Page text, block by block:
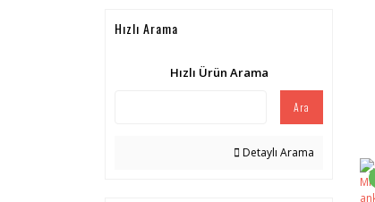
Hızlı Arama
Hızlı Ürün Arama
Ara
Detaylı Arama